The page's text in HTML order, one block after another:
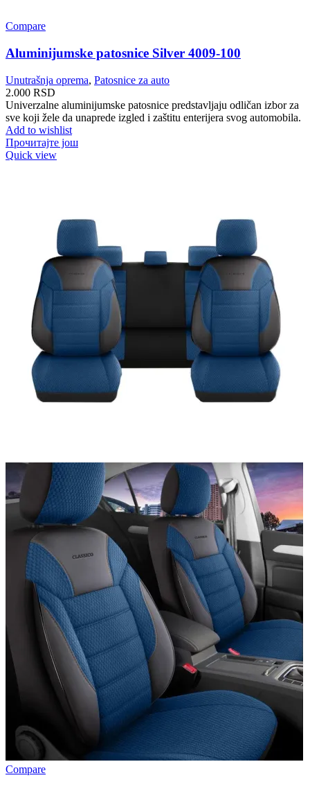
Compare
Aluminijumske patosnice Silver 4009-100
Unutrašnja oprema, Patosnice za auto
2.000 RSD
Univerzalne aluminijumske patosnice predstavljaju odličan izbor za
sve koji žele da unaprede izgled i zaštitu enterijera svog automobila.
Add to wishlist
Прочитајте још
Quick view
Compare